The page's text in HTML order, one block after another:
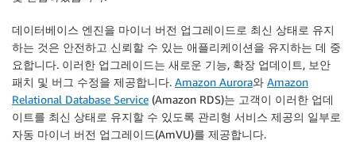
데이터베이스 엔진을 마이너 버전 업그레이드로 최신 상태로 유지
하는 것은 안전하고 신뢰할 수 있는 애플리케이션을 유지하는 데 중
요합니다. 이러한 업그레이드는 새로운 기능, 확장 업데이트, 보안
패치 및 버그 수정을 제공합니다. Amazon Aurora와 Amazon
Relational Database Service (Amazon RDS)는 고객이 이러한 업데
이트를 최신 상태로 유지할 수 있도록 관리형 서비스 제공의 일부로
자동 마이너 버전 업그레이드(AmVU)를 제공합니다.